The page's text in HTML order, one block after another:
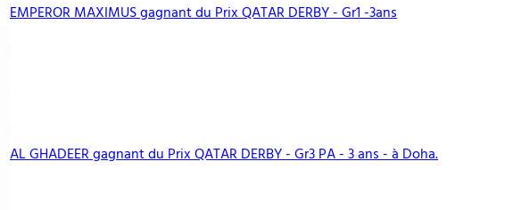
EMPEROR MAXIMUS gagnant du Prix QATAR DERBY - Gr1 -3ans
AL GHADEER gagnant du Prix QATAR DERBY - Gr3 PA - 3 ans - à Doha.